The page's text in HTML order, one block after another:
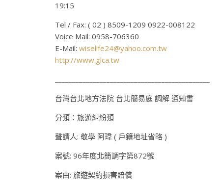
19:15
Tel / Fax: ( 02 ) 8509-1209 0922-008122
Voice Mail: 0958-706360
E-Mail: wiselife24@yahoo.com.tw
http://www.glca.tw
台灣台北地方法院 台北簡易庭 調解 通知書
分類：旅遊糾紛類
聲請人: 敬學 阿瑋 ( 戶籍地址省略 )
案號: 96年度北簡調字第872號
案由: 旅遊契約損害賠償